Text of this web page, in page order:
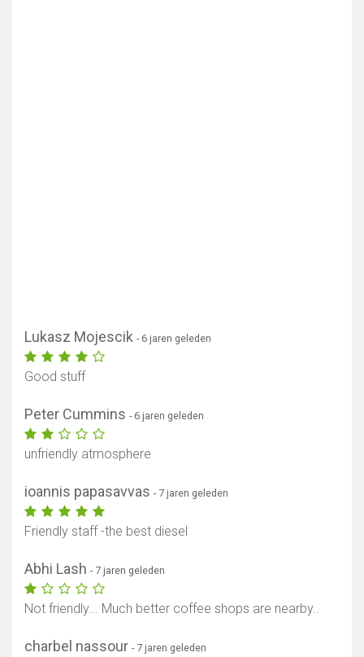
Lukasz Mojescik - 6 jaren geleden
Good stuff
Peter Cummins - 6 jaren geleden
unfriendly atmosphere
ioannis papasavvas - 7 jaren geleden
Friendly staff -the best diesel
Abhi Lash - 7 jaren geleden
Not friendly... Much better coffee shops are nearby..
charbel nassour - 7 jaren geleden